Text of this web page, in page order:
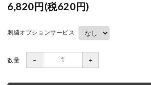
6,820円(税620円)
刺繍オプションサービス
数量 － ＋